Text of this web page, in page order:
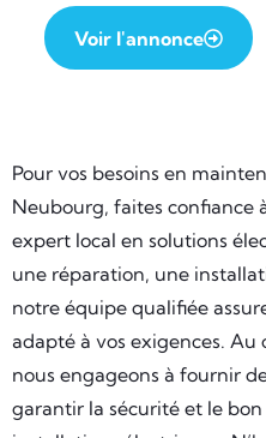
Voir l'annonce
Pour vos besoins en
Neubourg, faites confiance
expert local en solutions
une réparation, une
notre équipe qualifiée
adapté à vos exigences.
nous engageons à fournir
garantir la sécurité et le